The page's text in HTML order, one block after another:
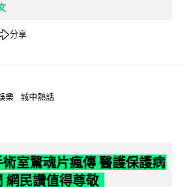
分享
樂 城中熱話
室驚魂片瘋傳 醫護保護病
網民讚值得尊敬